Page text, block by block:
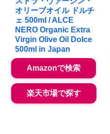
オリーブオイル ドルチ
ェ 500ml / ALCE
NERO Organic Extra
Virgin Olive Oil Dolce
500ml in Japan
Amazonで検索
楽天市場で探す